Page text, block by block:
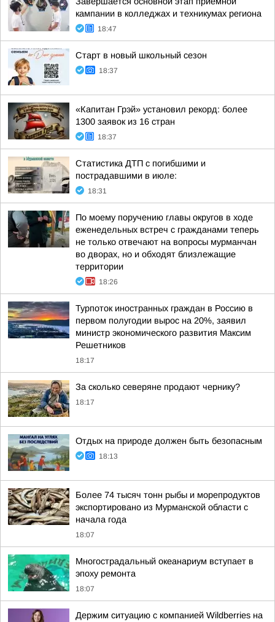
кампании в колледжах и техникумах региона
18:47
Старт в новый школьный сезон
18:37
«Капитан Грэй» установил рекорд: более
1300 заявок из 16 стран
18:37
Статистика ДТП с погибшими и
пострадавшими в июле:
18:31
По моему поручению главы округов в ходе
еженедельных встреч с гражданами теперь
не только отвечают на вопросы мурманчан
во дворах, но и обходят близлежащие
территории
18:26
Турпоток иностранных граждан в Россию в
первом полугодии вырос на 20%, заявил
министр экономического развития Максим
Решетников
18:17
За сколько северяне продают чернику?
18:17
Отдых на природе должен быть безопасным
18:13
Более 74 тысяч тонн рыбы и морепродуктов
экспортировано из Мурманской области с
начала года
18:07
Многострадальный океанариум вступает в
эпоху ремонта
18:07
Держим ситуацию с компанией Wildberries на